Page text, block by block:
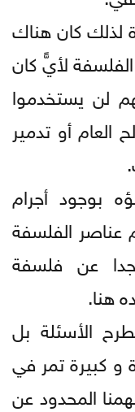
لذلك كان هناك
لأيٍّ كان
لن يستخدموا
العام أو تدمير
بوجود أجرام
عناصر الفلسفة
جدا عن فلسفة
هنا.
الأسئلة بل
كبيرة تمر في
المحدود عن